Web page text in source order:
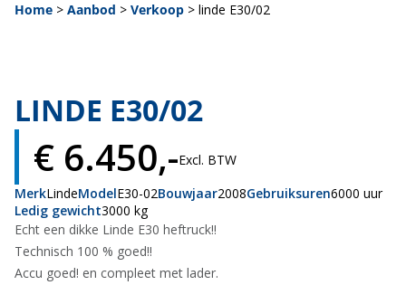
Home > Aanbod > Verkoop > linde E30/02
LINDE E30/02
€ 6.450,-Excl. BTW
MerkLindeModelE30-02Bouwjaar2008Gebruiksuren6000 uur
Ledig gewicht3000 kg
Echt een dikke Linde E30 heftruck!!
Technisch 100 % goed!!
Accu goed! en compleet met lader.